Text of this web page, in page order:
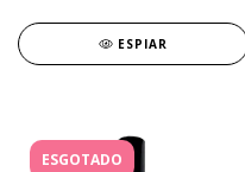
ESPIAR
ESGOTADO